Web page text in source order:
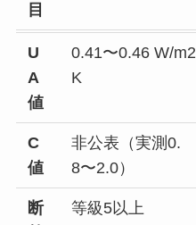
目
U
A
値
0.41〜0.46 W/m2
K
C
値
非公表（実測0.
8〜2.0）
断
等級5以上